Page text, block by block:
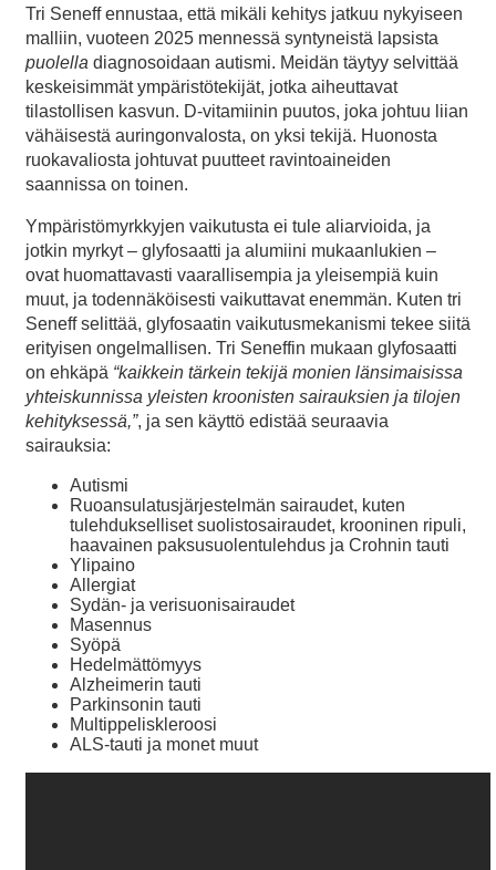
Tri Seneff ennustaa, että mikäli kehitys jatkuu nykyiseen
malliin, vuoteen 2025 mennessä syntyneistä lapsista
puolella diagnosoidaan autismi. Meidän täytyy selvittää
keskeisimmät ympäristötekijät, jotka aiheuttavat
tilastollisen kasvun. D-vitamiinin puutos, joka johtuu liian
vähäisestä auringonvalosta, on yksi tekijä. Huonosta
ruokavaliosta johtuvat puutteet ravintoaineiden
saannissa on toinen.
Ympäristömyrkkyjen vaikutusta ei tule aliarvioida, ja
jotkin myrkyt – glyfosaatti ja alumiini mukaanlukien –
ovat huomattavasti vaarallisempia ja yleisempiä kuin
muut, ja todennäköisesti vaikuttavat enemmän. Kuten tri
Seneff selittää, glyfosaatin vaikutusmekanismi tekee siitä
erityisen ongelmallisen. Tri Seneffin mukaan glyfosaatti
on ehkäpä “kaikkein tärkein tekijä monien länsimaisissa
yhteiskunnissa yleisten kroonisten sairauksien ja tilojen
kehityksessä,”, ja sen käyttö edistää seuraavia
sairauksia:
Autismi
Ruoansulatusjärjestelmän sairaudet, kuten
tulehdukselliset suolistosairaudet, krooninen ripuli,
haavainen paksusuolentulehdus ja Crohnin tauti
Ylipaino
Allergiat
Sydän- ja verisuonisairaudet
Masennus
Syöpä
Hedelmättömyys
Alzheimerin tauti
Parkinsonin tauti
Multippeliskleroosi
ALS-tauti ja monet muut